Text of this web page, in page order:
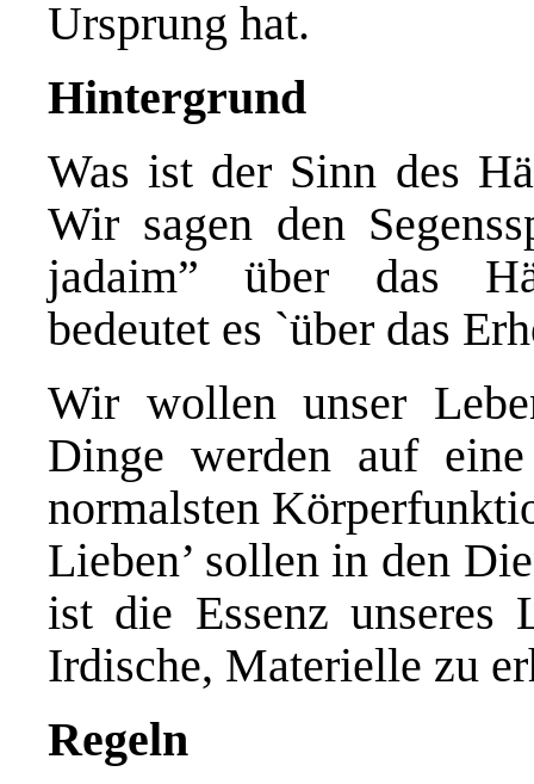
Ursprung hat.
Hintergrund
Was ist der Sinn des
Wir sagen den
jadaim” über das
bedeutet es `über das
Wir wollen unser
Dinge werden auf
normalsten
Lieben’ sollen in den
ist die Essenz unseres
Irdische, Materielle zu
Regeln